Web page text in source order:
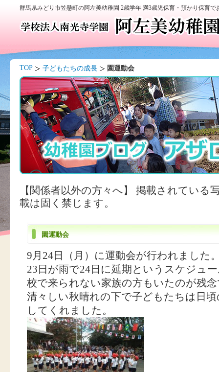
群馬県みどり市笠懸町の阿左美幼稚園 2歳学年 満3歳児保育・預かり保育
TOP 子どもたちの成長 園運動会
【関係者以外の方々へ】 掲載されている
載は固く禁じます。
園運動会
9月24日（月）に運動会が行われました
23日が雨で24日に延期というスケジュ
校で来られない家族の方もいたのが残
清々しい秋晴れの下で子どもたちは日
してくれました。